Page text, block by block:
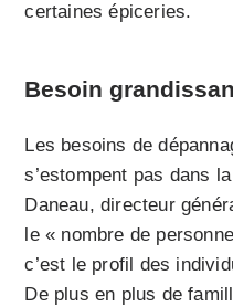
certaines épiceries.
Besoin
Les besoins de
s’estompent pas dans
Daneau, directeur
le « nombre de
c’est le profil des
De plus en plus de